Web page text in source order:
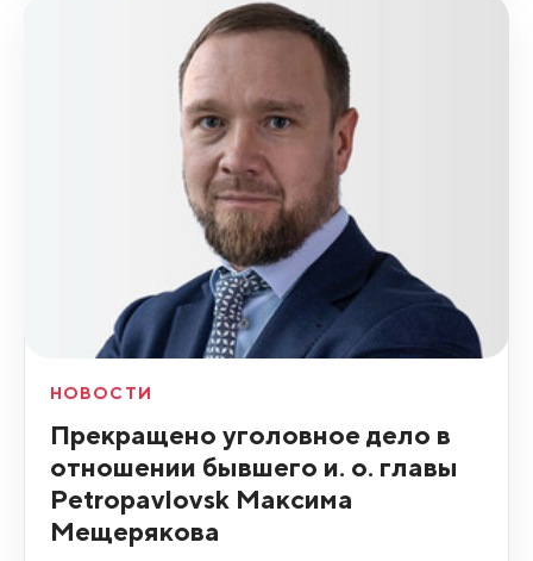
НОВОСТИ
Прекращено уголовное дело в
отношении бывшего и. о. главы
Petropavlovsk Максима
Мещерякова